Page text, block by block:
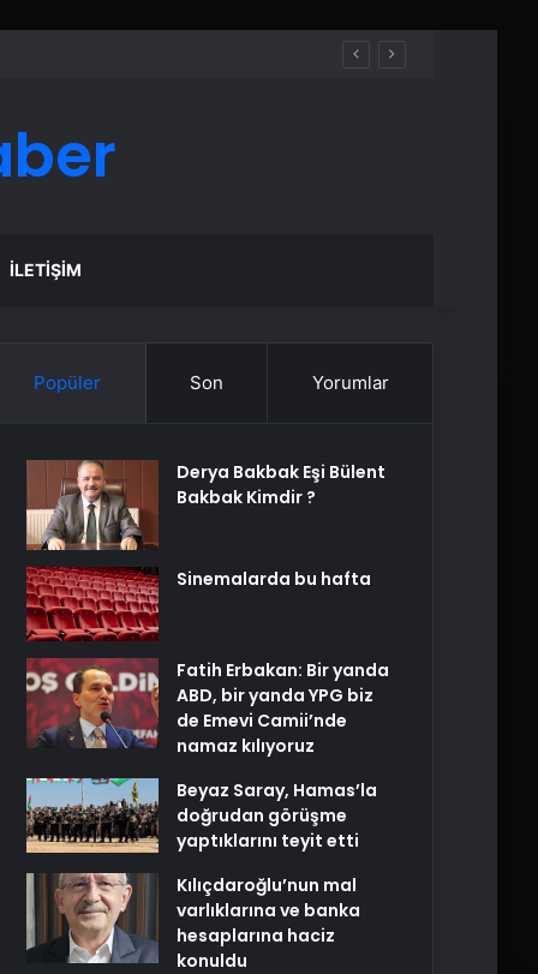
İLETIŞIM
Popüler Son Yorumlar
Derya Bakbak Eşi Bülent
Bakbak Kimdir ?
Sinemalarda bu hafta
Fatih Erbakan: Bir yanda
ABD, bir yanda YPG biz
de Emevi Camii’nde
namaz kılıyoruz
Beyaz Saray, Hamas’la
doğrudan görüşme
yaptıklarını teyit etti
Kılıçdaroğlu’nun mal
varlıklarına ve banka
hesaplarına haciz
konuldu